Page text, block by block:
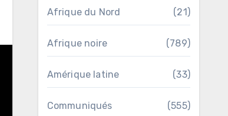
Afrique du Nord (21)
Afrique noire (789)
Amérique latine (33)
Communiqués (555)